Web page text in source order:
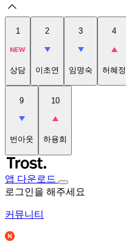
1
상담
2
이초연
3
임명숙
4
허혜정
9
번아웃
10
하용희
앱 다운로드
로그인을 해주세요
커뮤니티